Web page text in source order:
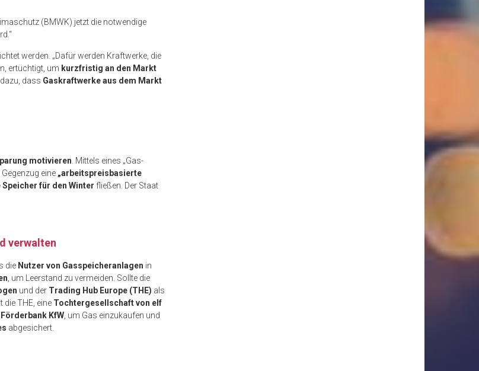
(BMWK) jetzt die notwendige
werden. „Dafür werden Kraftwerke, die
ertüchtigt, um kurzfristig an den Markt
dass Gaskraftwerke aus dem Markt
motivieren . Mittels eines „Gas-
Gegenzug eine „arbeitspreisbasierte
Speicher für den Winter fließen. Der Staat
verwalten
die Nutzer von Gasspeicheranlagen in
, um Leerstand zu vermeiden. Sollte die
und der Trading Hub Europe (THE) als
die THE, eine Tochtergesellschaft von elf
KfW , um Gas einzukaufen und
abgesichert.